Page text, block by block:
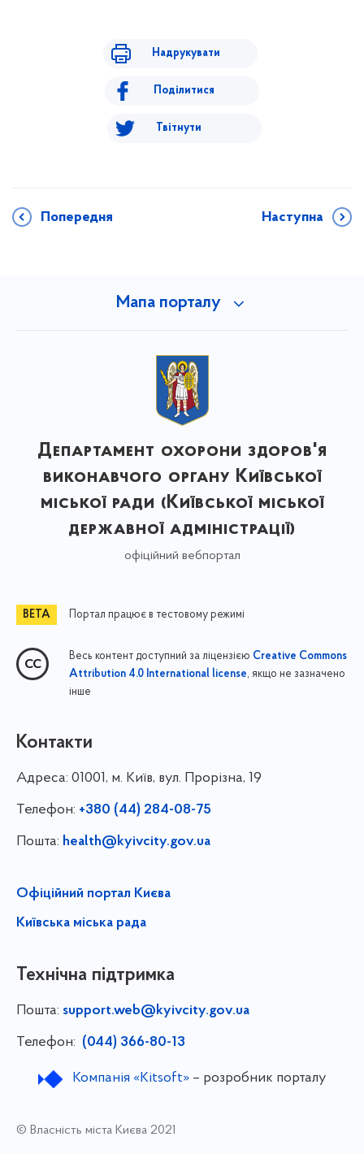
Надрукувати
Поділитися
Твітнути
Попередня Наступна
Мапа порталу
Департамент охорони здоров'я
виконавчого органу Київської
міської ради (Київської міської
державної адміністрації)
офіційний вебпортал
Портал працює в тестовому режимі
Весь контент доступний за ліцензією Creative Commons
Attribution 4.0 International license, якщо не зазначено
інше
Контакти
Адреса: 01001, м. Київ, вул. Прорізна, 19
Телефон: +380 (44) 284-08-75
Пошта: health@kyivcity.gov.ua
Офіційний портал Києва
Київська міська рада
Технічна підтримка
Пошта: support.web@kyivcity.gov.ua
Телефон: (044) 366-80-13
Компанія «Kitsoft»– розробник порталу
© Власність міста Києва 2021